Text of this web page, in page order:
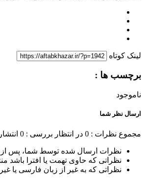
لینک کوتاه
برچسب ها :
ناموجود
ارسال نظر شما
مجموع نظرات : 0 در انتظار بررسی : 0
نظرات ارسال شده توسط شما، پس از
نظراتی که حاوی تهمت یا افترا باشد
نظراتی که به غیر از زبان فارسی یا